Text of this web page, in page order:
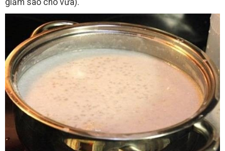
giảm sao cho vừa).